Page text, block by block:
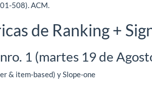
508). ACM.
de Ranking +
1 (martes 19 de
& item-based) y Slope-one